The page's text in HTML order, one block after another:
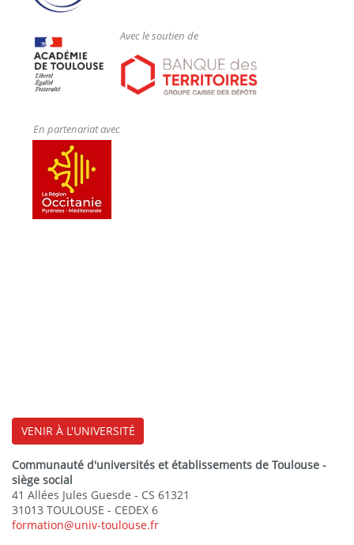
Avec le soutien de
En partenariat avec
VENIR À L'UNIVERSITÉ
Communauté d'universités et établissements de Toulouse -
siège social
41 Allées Jules Guesde - CS 61321
31013 TOULOUSE - CEDEX 6
formation@univ-toulouse.fr